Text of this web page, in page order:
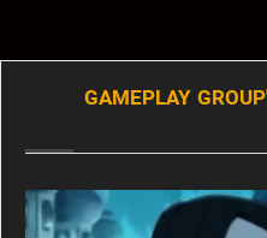
"GAMEPLAY GROUP